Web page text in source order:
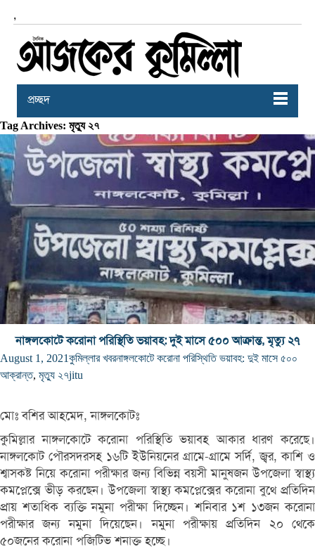
,
প্রচ্ছদ
Tag Archives: মৃত্যু ২৭
নাঙ্গলকোটে করোনা পরিস্থিতি ভয়াবহ: দুই মাসে ৫০০ আক্রান্ত, মৃত্যু ২৭
August 1, 2021কুমিল্লার খবরনাঙ্গলকোটে করোনা পরিস্থিতি ভয়াবহ: দুই মাসে ৫০০
আক্রান্ত, মৃত্যু ২৭jitu
মোঃ বশির আহমেদ, নাঙ্গলকোটঃ
কুমিল্লার নাঙ্গলকোটে করোনা পরিস্থিতি ভয়াবহ আকার ধারণ করেছে।
নাঙ্গলকোট পৌরসদরসহ ১৬টি ইউনিয়নের গ্রামে-গ্রামে সর্দি, জ্বর, কাশি ও
শ্বাসকষ্ট নিয়ে করোনা পরীক্ষার জন্য বিভিন্ন বয়সী মানুষজন উপজেলা স্বাস্থ্য
কমপ্লেক্সে ভীড় করছেন। উপজেলা স্বাস্থ্য কমপ্লেক্সের করোনা বুথে প্রতিদিন
প্রায় শতাধিক ব্যক্তি নমুনা পরীক্ষা দিচ্ছেন। শনিবার ১শ ১৩জন করোনা
পরীক্ষার জন্য নমুনা দিয়েছেন। নমুনা পরীক্ষায় প্রতিদিন ২০ থেকে
৫০জনের করোনা পজিটিভ শনাক্ত হচ্ছে।